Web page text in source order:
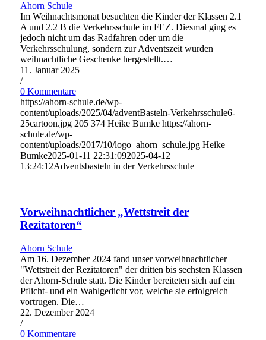
Ahorn Schule
Im Weihnachtsmonat besuchten die Kinder der Klassen 2.1
A und 2.2 B die Verkehrsschule im FEZ. Diesmal ging es
jedoch nicht um das Radfahren oder um die
Verkehrsschulung, sondern zur Adventszeit wurden
weihnachtliche Geschenke hergestellt.…
11. Januar 2025
/
0 Kommentare
https://ahorn-schule.de/wp-
content/uploads/2025/04/adventBasteln-Verkehrsschule6-
25cartoon.jpg 205 374 Heike Bumke https://ahorn-
schule.de/wp-
content/uploads/2017/10/logo_ahorn_schule.jpg Heike
Bumke2025-01-11 22:31:092025-04-12
13:24:12Adventsbasteln in der Verkehrsschule
Vorweihnachtlicher „Wettstreit der
Rezitatoren“
Ahorn Schule
Am 16. Dezember 2024 fand unser vorweihnachtlicher
"Wettstreit der Rezitatoren" der dritten bis sechsten Klassen
der Ahorn-Schule statt. Die Kinder bereiteten sich auf ein
Pflicht- und ein Wahlgedicht vor, welche sie erfolgreich
vortrugen. Die…
22. Dezember 2024
/
0 Kommentare